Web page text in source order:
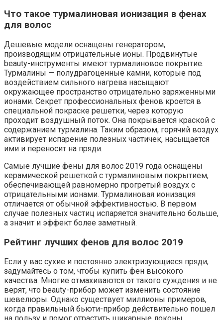
Что такое турмалиновая ионизация в фенах
для волос
Дешевые модели оснащены генератором,
производящим отрицательные ионы. Продвинутые
beauty-инструменты имеют турмалиновое покрытие.
Турмалины — полудрагоценные камни, которые под
воздействием сильного нагрева насыщают
окружающее пространство отрицательно заряженными
ионами. Секрет профессиональных фенов кроется в
специальной покраске решетки, через которую
проходит воздушный поток. Она покрывается краской с
содержанием турмалина. Таким образом, горячий воздух
активирует испарение полезных частичек, насыщается
ими и переносит на пряди.
Самые лучшие фены для волос 2019 года оснащены
керамической решеткой с турмалиновым покрытием,
обеспечивающей равномерно прогретый воздух с
отрицательными ионами. Турмалиновая ионизация
отличается от обычной эффективностью. В первом
случае полезных частиц испаряется значительно больше,
а значит и эффект более заметный.
Рейтинг лучших фенов для волос 2019
Если у вас сухие и постоянно электризующиеся пряди,
задумайтесь о том, чтобы купить фен высокого
качества. Многие отмахиваются от такого суждения и не
верят, что beauty-прибор может изменить состояние
шевелюры. Однако существует миллионы примеров,
когда правильный бьюти-прибор действительно пошел